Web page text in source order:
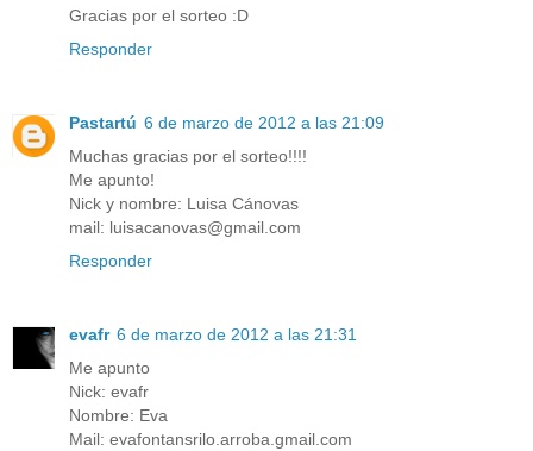
Gracias por el sorteo :D
Responder
Pastartú 6 de marzo de 2012 a las 21:09
Muchas gracias por el sorteo!!!!
Me apunto!
Nick y nombre: Luisa Cánovas
mail: luisacanovas@gmail.com
Responder
evafr 6 de marzo de 2012 a las 21:31
Me apunto
Nick: evafr
Nombre: Eva
Mail: evafontansrilo.arroba.gmail.com